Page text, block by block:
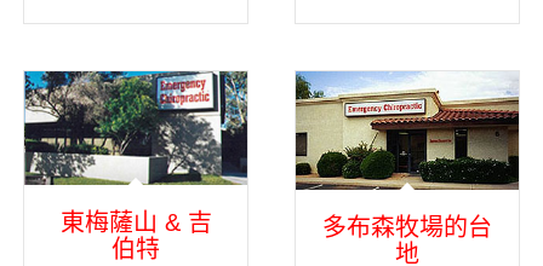
東梅薩山 & 吉
伯特
多布森牧場的台
地